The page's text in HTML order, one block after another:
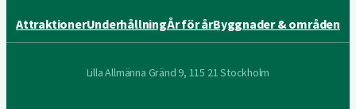
AttraktionerUnderhållningÅr för årByggnader & områden
Lilla Allmänna Gränd 9, 115 21 Stockholm